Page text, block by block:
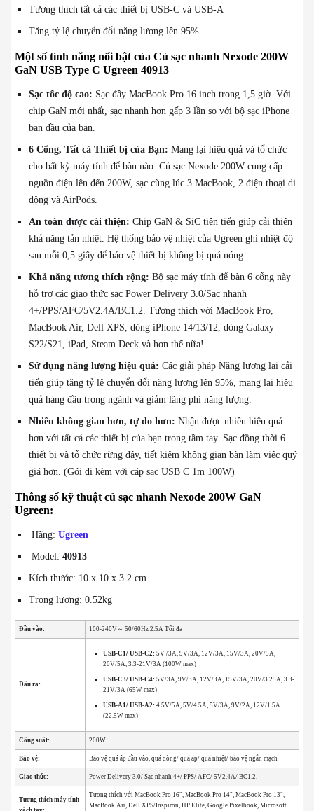
Tương thích tất cả các thiết bị USB-C và USB-A
Tăng tỷ lệ chuyển đổi năng lượng lên 95%
Một số tính năng nổi bật của Củ sạc nhanh Nexode 200W
GaN USB Type C Ugreen 40913
Sạc tốc độ cao: Sạc đầy MacBook Pro 16 inch trong 1,5 giờ. Với
chip GaN mới nhất, sạc nhanh hơn gấp 3 lần so với bộ sạc iPhone
ban đầu của bạn.
6 Cổng, Tất cả Thiết bị của Bạn: Mang lại hiệu quả và tổ chức
cho bất kỳ máy tính để bàn nào. Củ sạc Nexode 200W cung cấp
nguồn điện lên đến 200W, sạc cùng lúc 3 MacBook, 2 điện thoại di
động và AirPods.
An toàn được cải thiện: Chip GaN & SiC tiên tiến giúp cải thiện
khả năng tản nhiệt. Hệ thống bảo vệ nhiệt của Ugreen ghi nhiệt độ
sau mỗi 0,5 giây để bảo vệ thiết bị không bị quá nóng.
Khả năng tương thích rộng: Bộ sạc máy tính để bàn 6 cổng này
hỗ trợ các giao thức sạc Power Delivery 3.0/Sạc nhanh
4+/PPS/AFC/5V2.4A/BC1.2. Tương thích với MacBook Pro,
MacBook Air, Dell XPS, dòng iPhone 14/13/12, dòng Galaxy
S22/S21, iPad, Steam Deck và hơn thế nữa!
Sử dụng năng lượng hiệu quả: Các giải pháp Năng lượng lai cải
tiến giúp tăng tỷ lệ chuyển đổi năng lượng lên 95%, mang lại hiệu
quả hàng đầu trong ngành và giảm lãng phí năng lượng.
Nhiều không gian hơn, tự do hơn: Nhận được nhiều hiệu quả
hơn với tất cả các thiết bị của bạn trong tầm tay. Sạc đồng thời 6
thiết bị và tổ chức rừng dây, tiết kiệm không gian bàn làm việc quý
giá hơn. (Gói đi kèm với cáp sạc USB C 1m 100W)
Thông số kỹ thuật củ sạc nhanh Nexode 200W GaN
Ugreen:
Hãng: Ugreen
Model: 40913
Kích thước: 10 x 10 x 3.2 cm
Trọng lượng: 0.52kg
Đầu vào: 100-240V～ 50/60Hz 2.5A Tối đa
Đầu ra:
USB-C1/ USB-C2: 5V /3A, 9V/3A, 12V/3A, 15V/3A, 20V/5A,
20V/5A, 3.3-21V/3A (100W max)
USB-C3/ USB-C4: 5V/3A, 9V/3A, 12V/3A, 15V/3A, 20V/3.25A, 3.3-
21V/3A (65W max)
USB-A1/ USB-A2: 4.5V/5A, 5V/4.5A, 5V/3A, 9V/2A, 12V/1.5A
(22.5W max)
Công suất: 200W
Bảo vệ: Bảo vệ quá áp đầu vào, quá dòng/ quá áp/ quá nhiệt/ bảo vệ ngắn mạch
Giao thức: Power Delivery 3.0/ Sạc nhanh 4+/ PPS/ AFC/ 5V2.4A/ BC1.2.
Tương thích máy tính
Tương thích với MacBook Pro 16″, MacBook Pro 14″, MacBook Pro 13″,
MacBook Air, Dell XPS/Inspiron, HP Elite, Google Pixelbook, Microsoft